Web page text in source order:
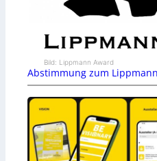
Bild: Lippmann Award
Abstimmung zum